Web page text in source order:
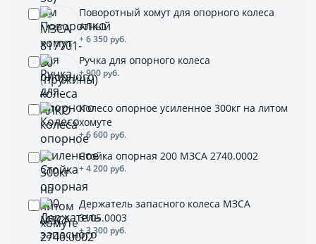
Поворотный хомут для опорного колеса
АЛКО
+ 6 350 руб.
Ручка для опорного колеса
+ 900 руб.
Колесо опорное усиленное 300кг на литом
хомуте
+ 6 600 руб.
Стойка опорная 200 МЗСА 2740.0002
+ 4 200 руб.
Держатель запасного колеса МЗСА
3105.0003
+ 3 300 руб.